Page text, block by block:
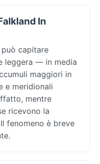
In
può capitare
leggera — in media
maggiori in
e meridionali
mentre
ricevono la
fenomeno è breve